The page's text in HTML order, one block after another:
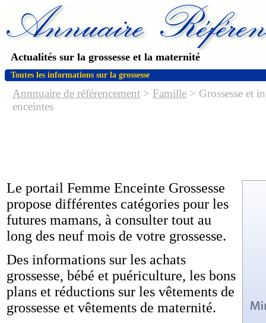
Actualités sur la grossesse et la maternité
Toutes les informations sur la grossesse
Annnuaire de référencement > Famille > Grossesse et
enceintes
Le portail Femme Enceinte Grossesse
propose différentes catégories pour les
futures mamans, à consulter tout au
long des neuf mois de votre grossesse.
Des informations sur les achats
grossesse, bébé et puériculture, les bons
plans et réductions sur les vêtements de
grossesse et vêtements de maternité.